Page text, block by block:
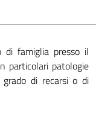
di famiglia presso il
particolari patologie
di recarsi o di